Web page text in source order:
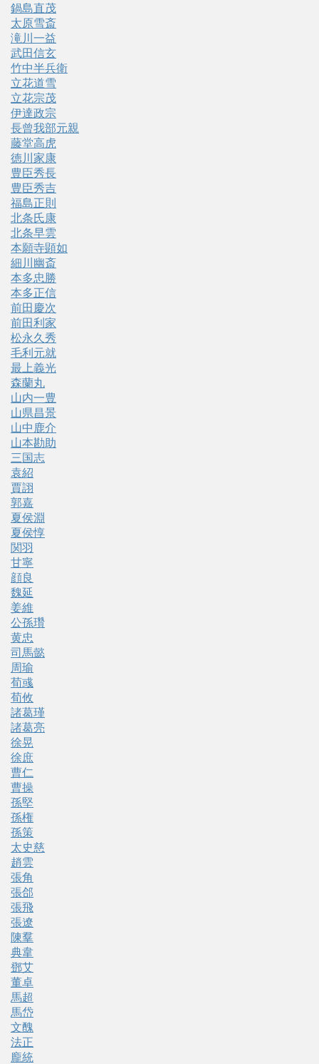
鍋島直茂
太原雪斎
滝川一益
武田信玄
竹中半兵衛
立花道雪
立花宗茂
伊達政宗
長曾我部元親
藤堂高虎
徳川家康
豊臣秀長
豊臣秀吉
福島正則
北条氏康
北条早雲
本願寺顕如
細川幽斎
本多忠勝
本多正信
前田慶次
前田利家
松永久秀
毛利元就
最上義光
森蘭丸
山内一豊
山県昌景
山中鹿介
山本勘助
三国志
袁紹
賈詡
郭嘉
夏侯淵
夏侯惇
関羽
甘寧
顔良
魏延
姜維
公孫瓚
黄忠
司馬懿
周瑜
荀彧
荀攸
諸葛瑾
諸葛亮
徐晃
徐庶
曹仁
曹操
孫堅
孫権
孫策
太史慈
趙雲
張角
張郃
張飛
張遼
陳羣
典韋
鄧艾
董卓
馬超
馬岱
文醜
法正
龐統